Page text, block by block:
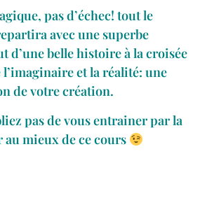
pas d’échec! tout le
avec une superbe
d’une belle histoire à la croisée
et la réalité: une
de votre création.
pas de vous entrainer par la
mieux de ce cours